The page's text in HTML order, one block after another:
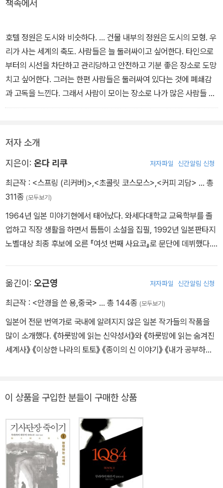
다른 한편에서는 쇼핑몰의 중앙 정원에서 이상하게 죽은 어느 아가씨
된다. 그리고 어느 아가씨의 이상한 죽음에 얽힌 이야기를 단골 카페
에서 우연히 듣게 된 각본가가 그것을 모티프로 작품을 창작하는 이
야기가 교차한다. 세 가지 이야기는 각각 '호텔 정원에서' '나그네들'
'<호텔 정원에서 생긴 일>'이란 제목 아래 복잡하게 얽힌다.
책속에서
호텔 정원은 도시와 비슷하다. ... 건물 내부의 정원은 도시의 모형. 우
리가 사는 세계의 축도. 사람들은 늘 둘러싸이고 싶어한다. 타인으로
부터의 시선을 차단하고 관리당하고 안전하고 기분 좋은 장소로 도망
치고 싶어한다. 그러는 한편 사람들은 둘러싸여 있다는 것에 폐쇄감
과 고독을 느낀다. 그래서 사람이 모이는 장소로 나가 많은 사람들 속
의 한 사람임을 확인하지 않고는 견디지 못한다. 그리고 내부 정원은
그러므로 허구는 내부 정원 밖으로 펼쳐진다. - 본문 중에서
저자 소개
지은이: 온다 리쿠 저자파일 신간알림 신청
최근작 : <스프링 (리커버)>,<초콜릿 코스모스>,<커피 괴담> … 총
311종 (모두보기)
1964년 일본 미야기현에서 태어났다. 와세다대학교 교육학부를 졸
업하고 직장 생활을 하면서 틈틈이 소설을 집필, 1992년 일본판타지
노벨대상 최종 후보에 오른 『여섯 번째 사요코』로 문단에 데뷔했다.
리작가협회상, 2007년 『호텔 정원에서 생긴 일』로 제20회 야마모토
슈고로상을 수상하며 작품성과 대중성을 두루 갖춘 일본의 대표 작가
회 나오키상과 제14회 서점대상을 사상 최초로 동시에 수상하는 대
기록을 세우고, 일본 문학사상 최초로 서점대상 1위에 두 번 오른 작
가가 되었다. 『초콜릿 코스모스』는 『꿀벌과 천둥』과 『스프링』으로 이
이라 불리며 수많은 독자를 그의 팬덤으로 끌어들였다. 연극, 그리고
은, 마치 객석 맨 앞줄에 앉아 있는 듯한 강렬한 몰입과 소설에서만 볼
수 있는 아름다운 풍경을 선사한다. 판타지, 호러, 미스터리, SF 등
다양한 장르를 넘나들며 60여 편이 훌쩍 넘는 작품들을 발표했고,
‘노스탤지어의 마법사’라는 애칭으로 불리며 한국과 일본은 물론, 전
세계 독자에게 폭넓게 사랑받고 있다.
옮긴이: 오근영 저자파일 신간알림 신청
최근작 : <안경을 쓴 용,중국> … 총 144종 (모두보기)
일본어 전문 번역가로 국내에 알려지지 않은 일본 작가들의 작품을
많이 소개했다. 《하룻밤에 읽는 신약성서》와 《하룻밤에 읽는 숨겨진
세계사》 《이상한 나라의 토토》 《종이의 신 이야기》 《내가 공부하는
이 상품을 구입한 분들이 구매한 상품